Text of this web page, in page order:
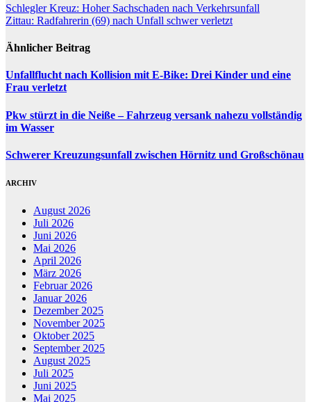
Beitragsnavigation
Schlegler Kreuz: Hoher Sachschaden nach Verkehrsunfall
Zittau: Radfahrerin (69) nach Unfall schwer verletzt
Ähnlicher Beitrag
Unfallflucht nach Kollision mit E-Bike: Drei Kinder und eine
Frau verletzt
Pkw stürzt in die Neiße – Fahrzeug versank nahezu vollständig
im Wasser
Schwerer Kreuzungsunfall zwischen Hörnitz und Großschönau
ARCHIV
August 2026
Juli 2026
Juni 2026
Mai 2026
April 2026
März 2026
Februar 2026
Januar 2026
Dezember 2025
November 2025
Oktober 2025
September 2025
August 2025
Juli 2025
Juni 2025
Mai 2025